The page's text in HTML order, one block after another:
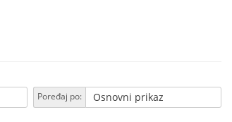
Poređaj po: